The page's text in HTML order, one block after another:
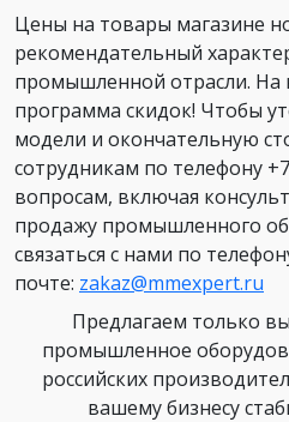
Цены на товары магазине
рекомендательный
промышленной отрасли. На
программа скидок! Чтобы
модели и окончательную
сотрудникам по телефону
вопросам, включая
продажу промышленного
связаться с нами по
почте: zakaz@mmexpert.ru
Предлагаем только
промышленное
российских
вашему бизнесу